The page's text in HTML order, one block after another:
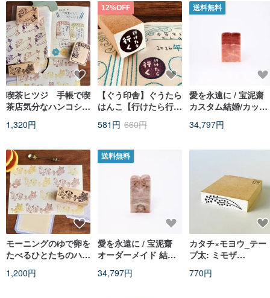
喫茶ヒツジ 手帳で喫
茶店気分なハンコシリ
1,320円
モーニングのゆで卵を
たべるひとたちのハン
1,200円
12%OFF
【ぐう印舎】ぐうたら
はんこ【行けたら行
581円 660円
送料無料
愛を永遠に / 宝泥齋
オーダーメイド 結
リン石
34,797円
送料無料
愛を永遠に / 宝泥齋
カスタム結婚/カップ
34,797円
カタチ×モヨウ_テー
プ太: ミモザ
tape wide:
770円